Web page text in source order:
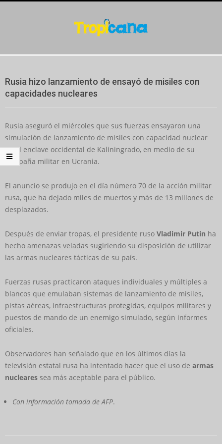
Menu
Rusia hizo lanzamiento de ensayó de misiles con
capacidades nucleares
Rusia aseguró el miércoles que sus fuerzas ensayaron una
simulación de lanzamiento de misiles con capacidad nuclear
en el enclave occidental de Kaliningrado, en medio de su
campaña militar en Ucrania.
El anuncio se produjo en el día número 70 de la acción militar
rusa, que ha dejado miles de muertos y más de 13 millones de
desplazados.
Después de enviar tropas, el presidente ruso Vladimir Putin ha
hecho amenazas veladas sugiriendo su disposición de utilizar
las armas nucleares tácticas de su país.
Fuerzas rusas practicaron ataques individuales y múltiples a
blancos que emulaban sistemas de lanzamiento de misiles,
pistas aéreas, infraestructuras protegidas, equipos militares y
puestos de mando de un enemigo simulado, según informes
oficiales.
Observadores han señalado que en los últimos días la
televisión estatal rusa ha intentado hacer que el uso de armas
nucleares sea más aceptable para el público.
Con información tomada de AFP.